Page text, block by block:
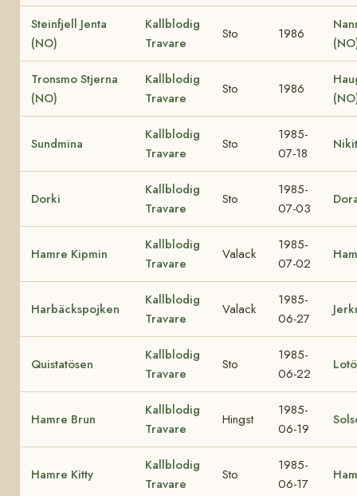
Steinfjell Jenta
(NO)
Kallblodig
Travare
Sto 1986
Tronsmo Stjerna
(NO)
Kallblodig
Travare
Sto 1986
Sundmina
Kallblodig
Travare
Sto
1985-
07-18
Dorki
Kallblodig
Travare
Sto
1985-
07-03
Hamre Kipmin
Kallblodig
Travare
Valack
1985-
07-02
Harbäckspojken
Kallblodig
Travare
Valack
1985-
06-27
Quistatösen
Kallblodig
Travare
Sto
1985-
06-22
Hamre Brun
Kallblodig
Travare
Hingst
1985-
06-19
Hamre Kitty
Kallblodig
Travare
Sto
1985-
06-17